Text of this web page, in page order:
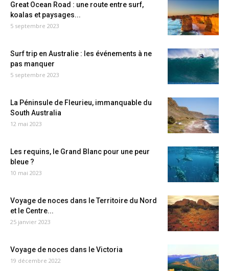
Great Ocean Road : une route entre surf,
koalas et paysages...
5 septembre 2023
Surf trip en Australie : les événements à ne
pas manquer
5 septembre 2023
La Péninsule de Fleurieu, immanquable du
South Australia
12 mai 2023
Les requins, le Grand Blanc pour une peur
bleue ?
10 mai 2023
Voyage de noces dans le Territoire du Nord
et le Centre...
25 janvier 2023
Voyage de noces dans le Victoria
19 décembre 2022